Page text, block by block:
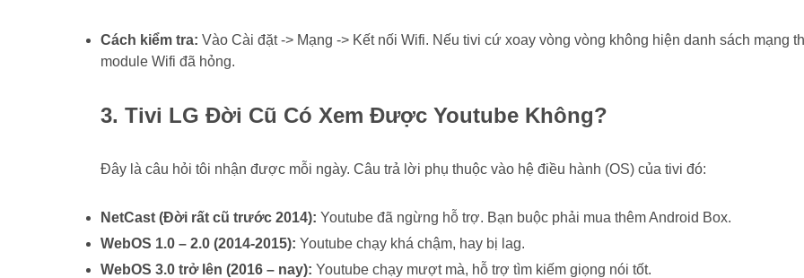
Cách kiểm tra: Vào Cài đặt -> Mạng -> Kết nối Wifi. Nếu tivi cứ xoay vòng vòng không hiện danh sách mạng
module Wifi đã hỏng.
3. Tivi LG Đời Cũ Có Xem Được Youtube Không?
Đây là câu hỏi tôi nhận được mỗi ngày. Câu trả lời phụ thuộc vào hệ điều hành (OS) của tivi đó:
NetCast (Đời rất cũ trước 2014): Youtube đã ngừng hỗ trợ. Bạn buộc phải mua thêm Android Box.
WebOS 1.0 – 2.0 (2014-2015): Youtube chạy khá chậm, hay bị lag.
WebOS 3.0 trở lên (2016 – nay): Youtube chạy mượt mà, hỗ trợ tìm kiếm giọng nói tốt.